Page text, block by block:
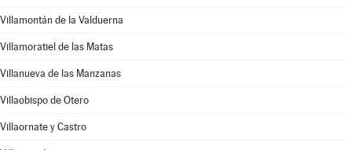
Villamontán de la Valduerna
Villamoratiel de las Matas
Villanueva de las Manzanas
Villaobispo de Otero
Villaornate y Castro